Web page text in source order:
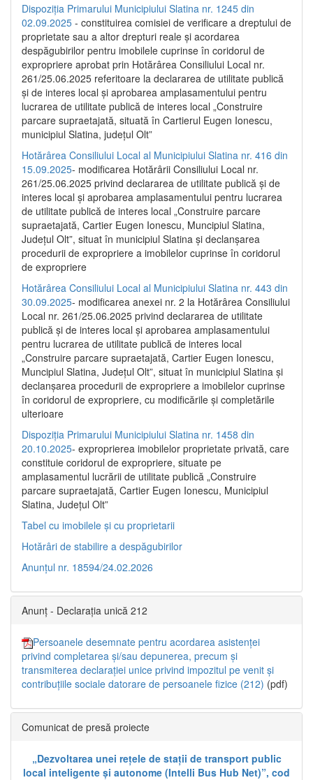
Dispoziția Primarului Municipiului Slatina nr. 1245 din
02.09.2025 - constituirea comisiei de verificare a dreptului de
proprietate sau a altor drepturi reale și acordarea
despăgubirilor pentru imobilele cuprinse în coridorul de
expropriere aprobat prin Hotărârea Consiliului Local nr.
261/25.06.2025 referitoare la declararea de utilitate publică
și de interes local și aprobarea amplasamentului pentru
lucrarea de utilitate publică de interes local „Construire
parcare supraetajată, situată în Cartierul Eugen Ionescu,
municipiul Slatina, județul Olt”
Hotărârea Consiliului Local al Municipiului Slatina nr. 416 din
15.09.2025- modificarea Hotărârii Consiliului Local nr.
261/25.06.2025 privind declararea de utilitate publică și de
interes local și aprobarea amplasamentului pentru lucrarea
de utilitate publică de interes local „Construire parcare
supraetajată, Cartier Eugen Ionescu, Muncipiul Slatina,
Județul Olt”, situat în municipiul Slatina și declanșarea
procedurii de expropriere a imobilelor cuprinse în coridorul
de expropriere
Hotărârea Consiliului Local al Municipiului Slatina nr. 443 din
30.09.2025- modificarea anexei nr. 2 la Hotărârea Consiliului
Local nr. 261/25.06.2025 privind declararea de utilitate
publică şi de interes local şi aprobarea amplasamentului
pentru lucrarea de utilitate publică de interes local
„Construire parcare supraetajată, Cartier Eugen Ionescu,
Muncipiul Slatina, Judeţul Olt”, situat în municipiul Slatina şi
declanşarea procedurii de expropriere a imobilelor cuprinse
în coridorul de expropriere, cu modificările şi completările
ulterioare
Dispoziția Primarului Municipiului Slatina nr. 1458 din
20.10.2025- exproprierea imobilelor proprietate privată, care
constituie coridorul de expropriere, situate pe
amplasamentul lucrării de utilitate publică „Construire
parcare supraetajată, Cartier Eugen Ionescu, Municipiul
Slatina, Județul Olt”
Tabel cu imobilele și cu proprietarii
Hotărâri de stabilire a despăgubirilor
Anunțul nr. 18594/24.02.2026
Anunț - Declarația unică 212
Persoanele desemnate pentru acordarea asistenței
privind completarea și/sau depunerea, precum și
transmiterea declarației unice privind impozitul pe venit și
contribuțiile sociale datorare de persoanele fizice (212) (pdf)
Comunicat de presă proiecte
„Dezvoltarea unei rețele de stații de transport public
local inteligente și autonome (Intelli Bus Hub Net)”, cod